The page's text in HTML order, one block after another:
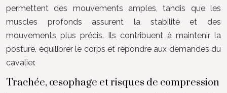
permettent des mouvements amples, tandis que les
muscles profonds assurent la stabilité et des
mouvements plus précis. Ils contribuent à maintenir la
posture, équilibrer le corps et répondre aux demandes du
cavalier.
Trachée, œsophage et risques de compression